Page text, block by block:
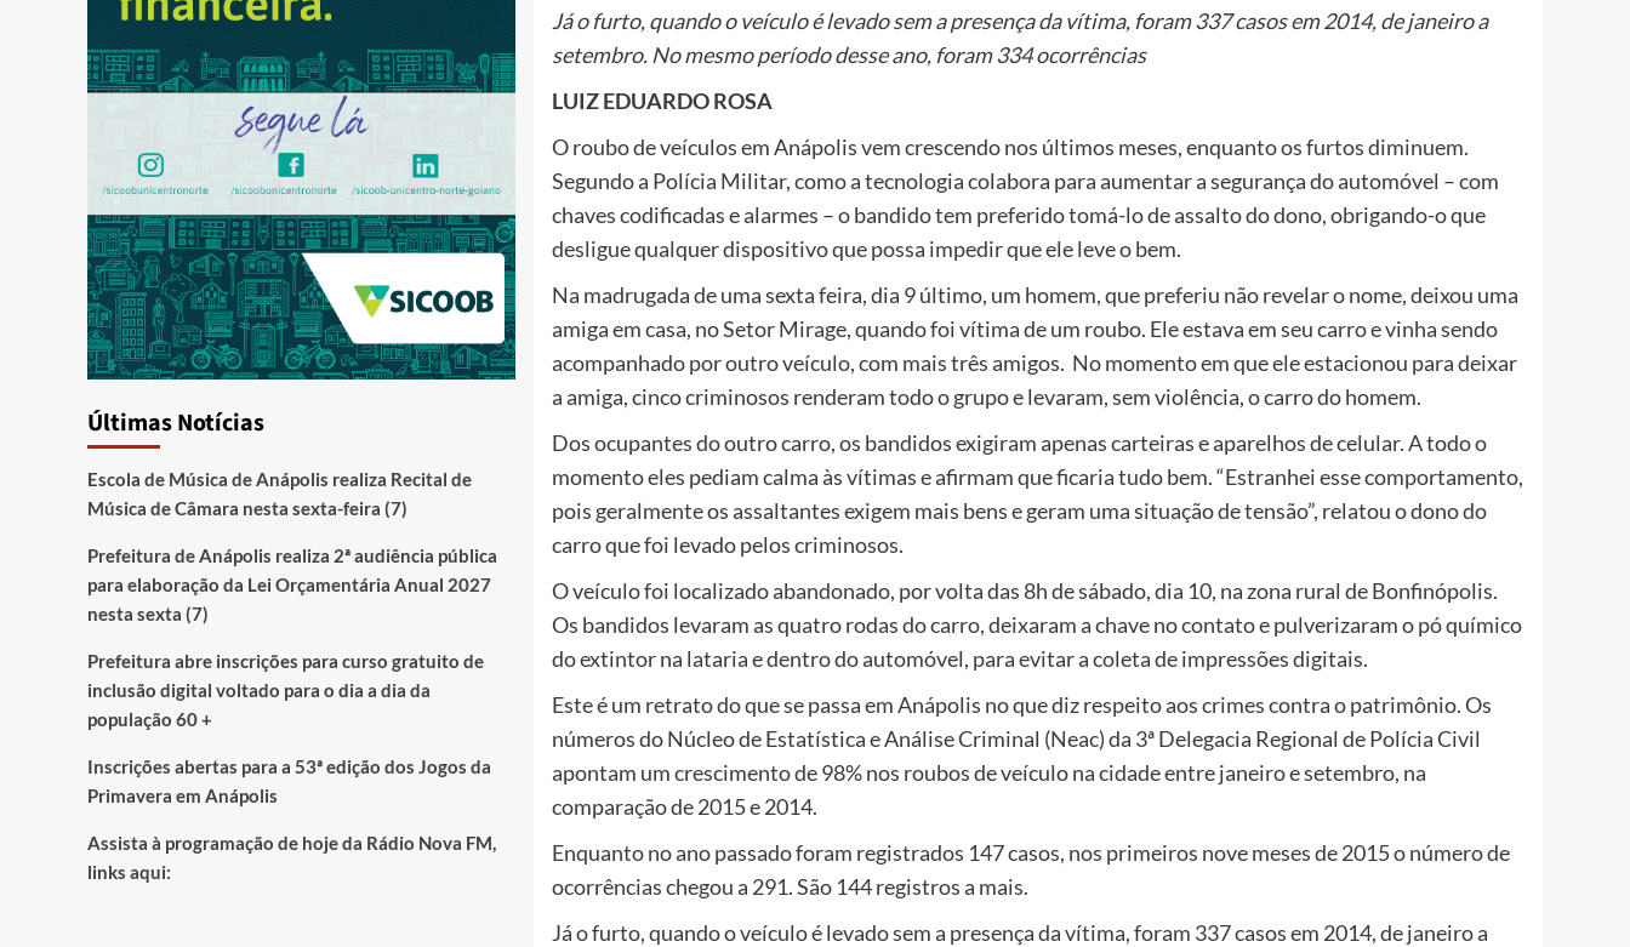
Já o furto, quando o veículo é levado sem a presença da vítima, foram 337 casos em 2014, de janeiro a
setembro. No mesmo período desse ano, foram 334 ocorrências
LUIZ EDUARDO ROSA
O roubo de veículos em Anápolis vem crescendo nos últimos meses, enquanto os furtos diminuem.
Segundo a Polícia Militar, como a tecnologia colabora para aumentar a segurança do automóvel – com
chaves codificadas e alarmes – o bandido tem preferido tomá-lo de assalto do dono, obrigando-o que
desligue qualquer dispositivo que possa impedir que ele leve o bem.
Na madrugada de uma sexta feira, dia 9 último, um homem, que preferiu não revelar o nome, deixou uma
amiga em casa, no Setor Mirage, quando foi vítima de um roubo. Ele estava em seu carro e vinha sendo
acompanhado por outro veículo, com mais três amigos. No momento em que ele estacionou para deixar
a amiga, cinco criminosos renderam todo o grupo e levaram, sem violência, o carro do homem.
Dos ocupantes do outro carro, os bandidos exigiram apenas carteiras e aparelhos de celular. A todo o
momento eles pediam calma às vítimas e afirmam que ficaria tudo bem. “Estranhei esse comportamento,
pois geralmente os assaltantes exigem mais bens e geram uma situação de tensão”, relatou o dono do
carro que foi levado pelos criminosos.
O veículo foi localizado abandonado, por volta das 8h de sábado, dia 10, na zona rural de Bonfinópolis.
Os bandidos levaram as quatro rodas do carro, deixaram a chave no contato e pulverizaram o pó químico
do extintor na lataria e dentro do automóvel, para evitar a coleta de impressões digitais.
Este é um retrato do que se passa em Anápolis no que diz respeito aos crimes contra o patrimônio. Os
números do Núcleo de Estatística e Análise Criminal (Neac) da 3ª Delegacia Regional de Polícia Civil
apontam um crescimento de 98% nos roubos de veículo na cidade entre janeiro e setembro, na
comparação de 2015 e 2014.
Enquanto no ano passado foram registrados 147 casos, nos primeiros nove meses de 2015 o número de
ocorrências chegou a 291. São 144 registros a mais.
Já o furto, quando o veículo é levado sem a presença da vítima, foram 337 casos em 2014, de janeiro a
Últimas Notícias
Escola de Música de Anápolis realiza Recital de
Música de Câmara nesta sexta-feira (7)
Prefeitura de Anápolis realiza 2ª audiência pública
para elaboração da Lei Orçamentária Anual 2027
nesta sexta (7)
Prefeitura abre inscrições para curso gratuito de
inclusão digital voltado para o dia a dia da
população 60 +
Inscrições abertas para a 53ª edição dos Jogos da
Primavera em Anápolis
Assista à programação de hoje da Rádio Nova FM,
links aqui: